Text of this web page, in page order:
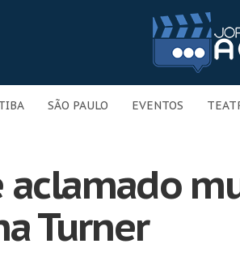
SÃO PAULO EVENTOS
Turner